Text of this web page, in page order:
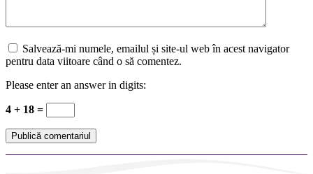
Salvează-mi numele, emailul și site-ul web în acest navigator
pentru data viitoare când o să comentez.
Please enter an answer in digits:
4 + 18 =